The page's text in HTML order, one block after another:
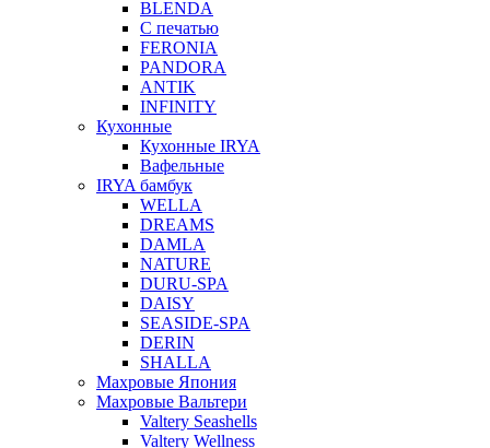
BLENDA
С печатью
FERONIA
PANDORA
ANTIK
INFINITY
Кухонные
Кухонные IRYA
Вафельные
IRYA бамбук
WELLA
DREAMS
DAMLA
NATURE
DURU-SPA
DAISY
SEASIDE-SPA
DERIN
SHALLA
Махровые Япония
Махровые Вальтери
Valtery Seashells
Valtery Wellness